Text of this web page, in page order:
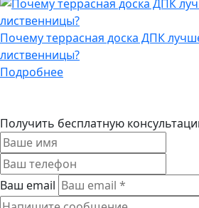
Почему террасная доска ДПК
лиственницы?
Подробнее
Получить бесплатную
Ваш email